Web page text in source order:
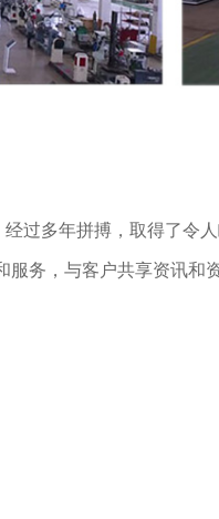
过多年拼搏，取得了令
务，与客户共享资讯和